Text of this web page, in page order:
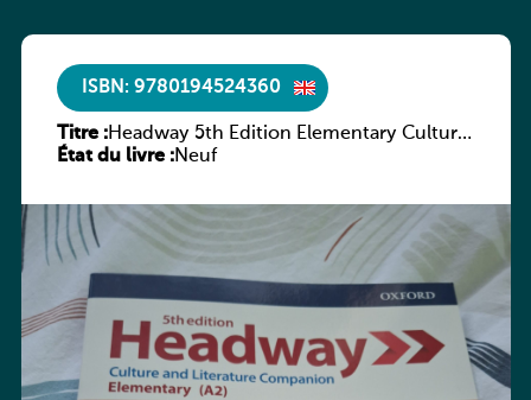
ISBN: 9780194524360
Titre :Headway 5th Edition Elementary Culture
and Literature Companion
État du livre :Neuf